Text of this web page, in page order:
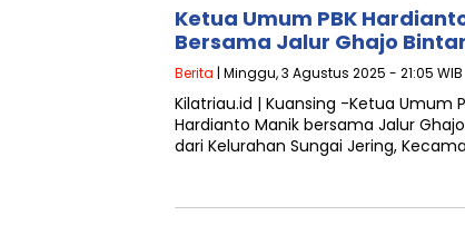
Ketua Umum PBK
Bersama Jalur Ghajo
Berita | Minggu, 3 Agustus 2025 - 21:05 WIB
Kilatriau.id | Kuansing -Ketua Umum
Hardianto Manik bersama Jalur
dari Kelurahan Sungai Jering,